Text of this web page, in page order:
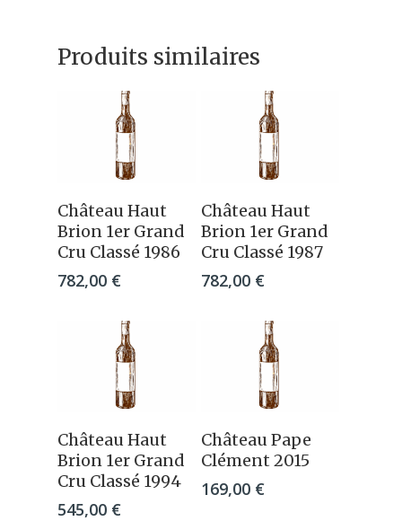
Produits similaires
Ajouter Au
Panier
Château Haut
Brion 1er Grand
Cru Classé 1986
782,00 €
Ajouter Au
Panier
Château Haut
Brion 1er Grand
Cru Classé 1987
782,00 €
Ajouter Au
Panier
Château Haut
Brion 1er Grand
Cru Classé 1994
545,00 €
Ajouter Au
Panier
Château Pape
Clément 2015
169,00 €